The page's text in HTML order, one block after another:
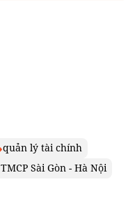
quản lý tài chính
Sài Gòn - Hà Nội